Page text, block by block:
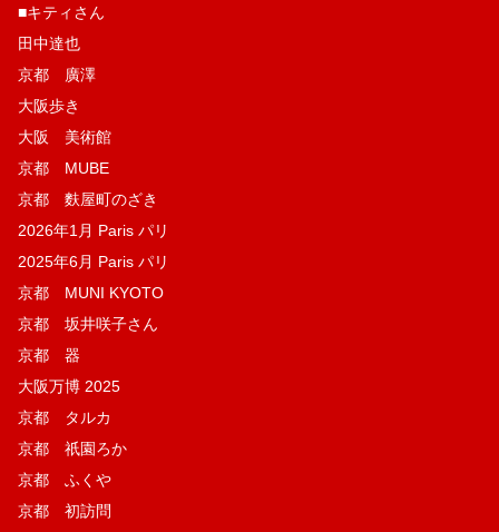
■キティさん
田中達也
京都 廣澤
大阪歩き
大阪 美術館
京都 MUBE
京都 麩屋町のざき
2026年1月 Paris パリ
2025年6月 Paris パリ
京都 MUNI KYOTO
京都 坂井咲子さん
京都 器
大阪万博 2025
京都 タルカ
京都 祇園ろか
京都 ふくや
京都 初訪問